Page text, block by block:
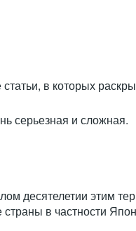
статьи, в которых
серьезная и сложная.
десятелетии этим
в частности